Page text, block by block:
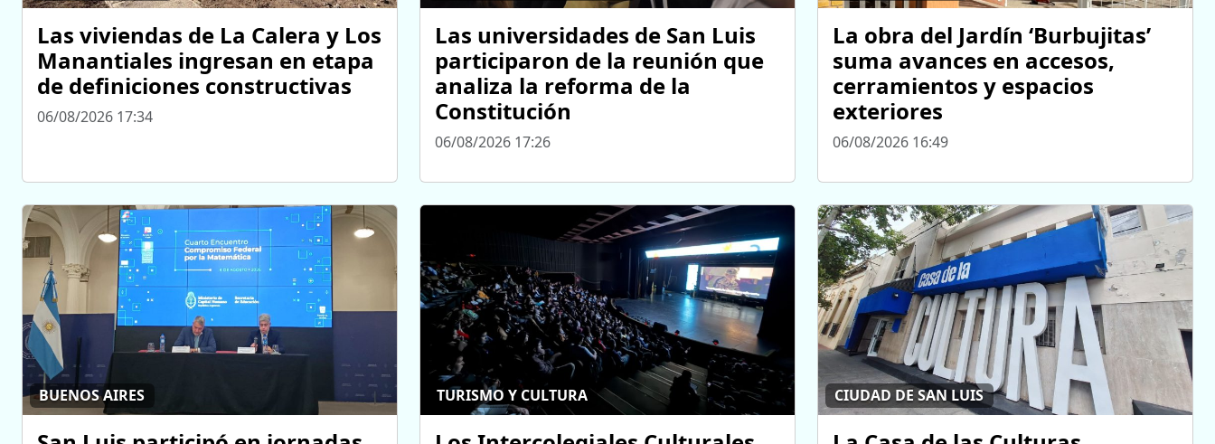
Las viviendas de La Calera y Los
Manantiales ingresan en etapa
de definiciones constructivas
06/08/2026 17:34
Las universidades de San Luis
participaron de la reunión que
analiza la reforma de la
Constitución
06/08/2026 17:26
La obra del Jardín ‘Burbujitas’
suma avances en accesos,
cerramientos y espacios
exteriores
06/08/2026 16:49
BUENOS AIRES TURISMO Y CULTURA CIUDAD DE SAN LUIS